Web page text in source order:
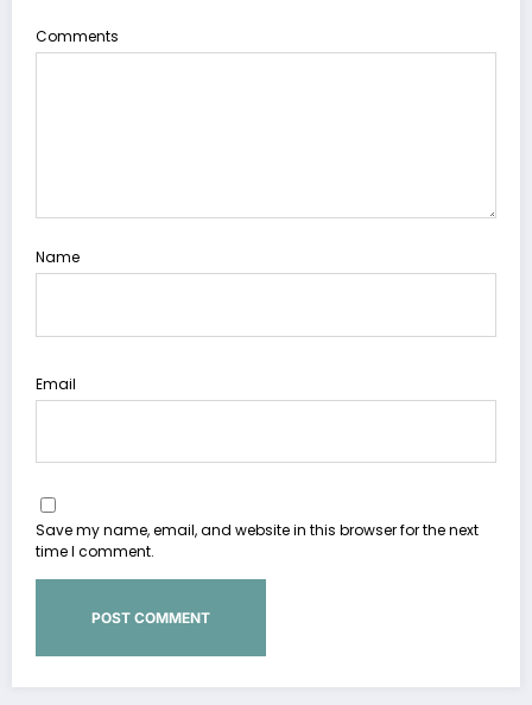
Comments
Name
Email
Save my name, email, and website in this browser for the next
time I comment.